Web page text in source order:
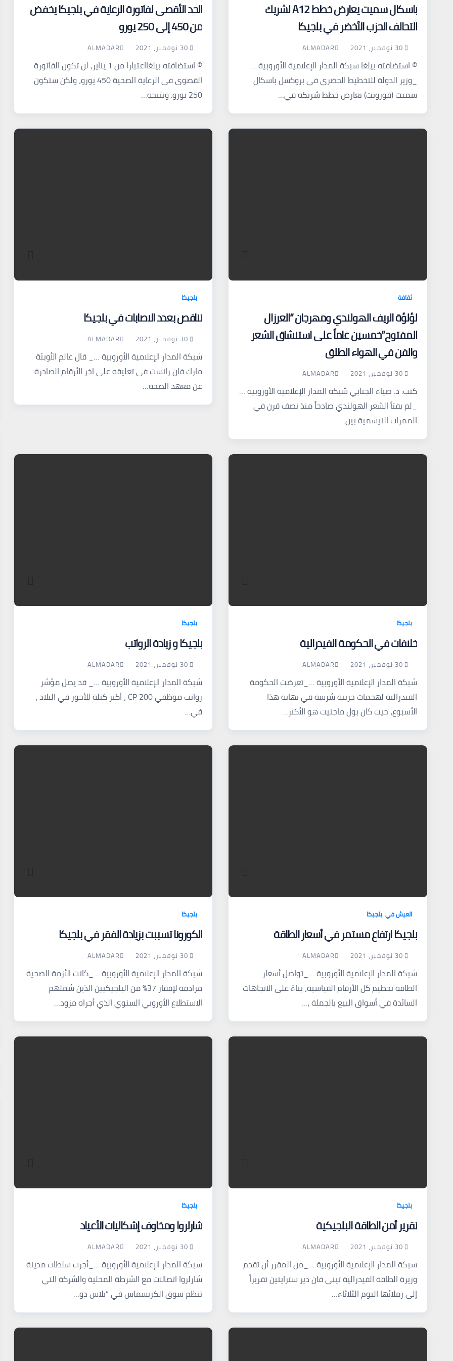
باسكال سميت يعارض خطط A12 لشريك
التحالف الحزب الأخضر في بلجيكا
30 نوفمبر، 2021 ALMADAR
© استضافته بيلغا شبكة المدار الإعلامية الأوروبية …
_وزير الدولة للتخطيط الحضري في بروكسل باسكال
سميت (فورويت) يعارض خطط شريكه في…
الحد الأقصى لفاتورة الرعاية في بلجيكا يخفض
من 450 إلى 250 يورو
30 نوفمبر، 2021 ALMADAR
© استضافته بيلغااعتبارا من 1 يناير، لن تكون الفاتورة
القصوى في الرعاية الصحية 450 يورو، ولكن ستكون
250 يورو. ونتيجة…
ثقافة
لؤلؤة الريف الهولندي ومهرجان “العرزال
المفتوح”خمسين عاماً على استنشاق الشعر
والفن في الهواء الطلق
30 نوفمبر، 2021 ALMADAR
كتب: د. ضياء الجنابي شبكة المدار الإعلامية الأوروبية …
_لم يفتأ الشعر الهولندي صادحاً منذ نصف قرن في
الممرات النيسمية بين…
بلجيكا
تناقص بعدد الاصابات في بلجيكا
30 نوفمبر، 2021 ALMADAR
شبكة المدار الإعلامية الأوروبية …_ قال عالم الأوبئة
مارك فان رانست في تعليقه على اخر الأرقام الصادرة
عن معهد الصحة…
بلجيكا
خلافات في الحكومة الفيدرالية
30 نوفمبر، 2021 ALMADAR
شبكة المدار الإعلامية الأوروبية …_تعرضت الحكومة
الفيدرالية لهجمات حزبية شرسة في نهاية هذا
الأسبوع، حيث كان بول ماجنيت هو الأكثر…
بلجيكا
بلجيكا و زيادة الرواتب
30 نوفمبر، 2021 ALMADAR
شبكة المدار الإعلامية الأوروبية …_ قد يصل مؤشر
رواتب موظفي CP 200 ، أكبر كتلة للأجور في البلاد ،
في…
العيش في بلجيكا
بلجيكا ارتفاع مستمر في أسعار الطاقة
30 نوفمبر، 2021 ALMADAR
شبكة المدار الإعلامية الأوروبية …_تواصل أسعار
الطاقة تحطيم كل الأرقام القياسية، بناءً على الاتجاهات
السائدة في أسواق البيع بالجملة ،…
بلجيكا
الكورونا تسببت بزيادة الفقر في بلجيكا
30 نوفمبر، 2021 ALMADAR
شبكة المدار الإعلامية الأوروبية …_كانت الأزمة الصحية
مرادفة لإفقار 37% من البلجيكيين الذين شملهم
الاستطلاع الأوروبي السنوي الذي أجراه مزود…
بلجيكا
تقرير أمن الطاقة البلجيكية
30 نوفمبر، 2021 ALMADAR
شبكة المدار الإعلامية الأوروبية …_من المقرر أن تقدم
وزيرة الطاقة الفيدرالية تيني فان دير سترايتين تقريراً
إلى زملائها اليوم الثلاثاء…
بلجيكا
شارلروا ومخاوف إشكاليات الأعياد
30 نوفمبر، 2021 ALMADAR
شبكة المدار الإعلامية الأوروبية …_أجرت سلطات مدينة
شارلروا اتصالات مع الشرطة المحلية والشركة التي
تنظم سوق الكريسماس في “بلاس دو…